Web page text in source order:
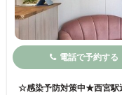
電話で予約する
☆感染予防対策中★西宮駅